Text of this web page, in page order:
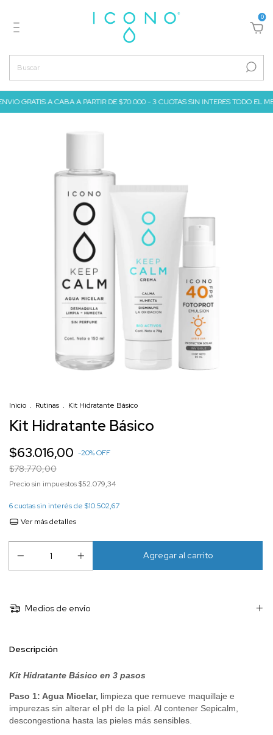
0
GRATIS A CABA A PARTIR DE $70.000 - 3 CUOTAS SIN INTERES TODO EL MES
Inicio . Rutinas . Kit Hidratante Básico
Kit Hidratante Básico
$63.016,00 -20%OFF
$78.770,00
Precio sin impuestos$52.079,34
6cuotas sin interés de $10.502,67
Ver más detalles
Medios de envío
Descripción
Kit Hidratante Básico en 3 pasos
Paso 1: Agua Micelar, limpieza que remueve maquillaje e
impurezas sin alterar el pH de la piel. Al contener Sepicalm,
descongestiona hasta las pieles más sensibles.